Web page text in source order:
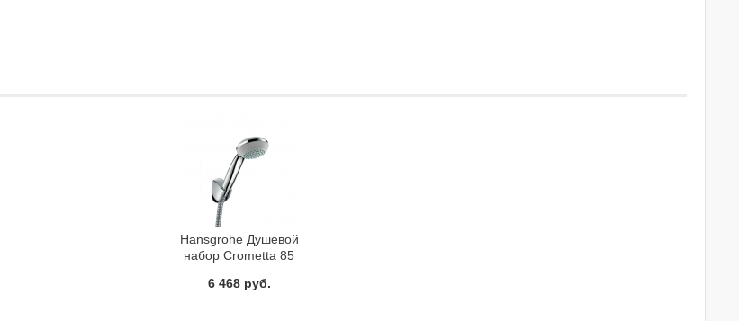
Hansgrohe Душевой
набор Crometta 85
27577000
6 468 руб.